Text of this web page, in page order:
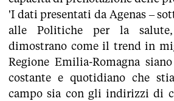
'I dati presentati da Agenas –
alle Politiche per la salute,
dimostrano come il trend in
Regione Emilia-Romagna
costante e quotidiano che
campo sia con gli indirizzi di